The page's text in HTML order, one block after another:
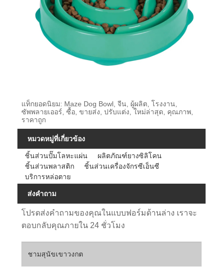
แท็กยอดนิยม: Maze Dog Bowl, จีน, ผู้ผลิต, โรงงาน,
ซัพพลายเออร์, ซื้อ, ขายส่ง, ปรับแต่ง, ใหม่ล่าสุด, คุณภาพ,
ราคาถูก
หมวดหมู่ที่เกี่ยวข้อง
ชิ้นส่วนปั๊มโลหะแผ่น
ผลิตภัณฑ์ยางซิลิโคน
ชิ้นส่วนพลาสติก
ชิ้นส่วนเครื่องจักรซีเอ็นซี
บริการหล่อตาย
ส่งคำถาม
โปรดส่งคำถามของคุณในแบบฟอร์มด้านล่าง เราจะ
ตอบกลับคุณภายใน 24 ชั่วโมง